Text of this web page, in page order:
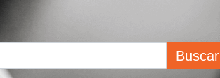
Buscar